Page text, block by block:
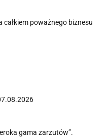
całkiem poważnego biznesu
gama zarzutów”.